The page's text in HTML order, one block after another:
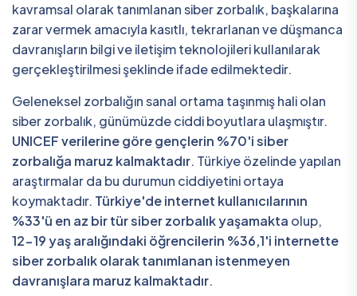
kavramsal olarak tanımlanan siber zorbalık, başkalarına
zarar vermek amacıyla kasıtlı, tekrarlanan ve düşmanca
davranışların bilgi ve iletişim teknolojileri kullanılarak
gerçekleştirilmesi şeklinde ifade edilmektedir.
Geleneksel zorbalığın sanal ortama taşınmış hali olan
siber zorbalık, günümüzde ciddi boyutlara ulaşmıştır.
UNICEF verilerine göre gençlerin %70'i siber
zorbalığa maruz kalmaktadır. Türkiye özelinde yapılan
araştırmalar da bu durumun ciddiyetini ortaya
koymaktadır. Türkiye'de internet kullanıcılarının
%33'ü en az bir tür siber zorbalık yaşamakta olup,
12-19 yaş aralığındaki öğrencilerin %36,1'i internette
siber zorbalık olarak tanımlanan istenmeyen
davranışlara maruz kalmaktadır.